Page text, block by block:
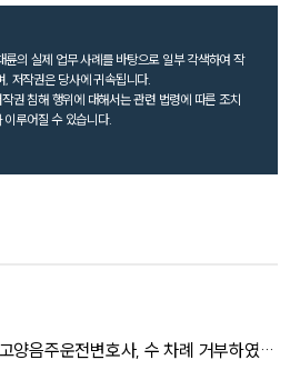
의 실제 업무 사례를 바탕으로 일부 각색하여 작
, 저작권은 당사에 귀속됩니다.
권 침해 행위에 대해서는 관련 법령에 따른 조치
이루어질 수 있습니다.
[음주측정거부 집행유예] 고양음주운전변호사, 수 차례 거부하였으나 실형을 면함